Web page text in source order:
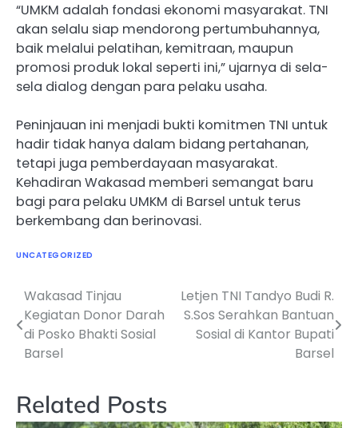
“UMKM adalah fondasi ekonomi masyarakat. TNI
akan selalu siap mendorong pertumbuhannya,
baik melalui pelatihan, kemitraan, maupun
promosi produk lokal seperti ini,” ujarnya di sela-
sela dialog dengan para pelaku usaha.
Peninjauan ini menjadi bukti komitmen TNI untuk
hadir tidak hanya dalam bidang pertahanan,
tetapi juga pemberdayaan masyarakat.
Kehadiran Wakasad memberi semangat baru
bagi para pelaku UMKM di Barsel untuk terus
berkembang dan berinovasi.
UNCATEGORIZED
Navigasi
pos
Wakasad Tinjau
Kegiatan Donor Darah
di Posko Bhakti Sosial
Barsel
Letjen TNI Tandyo Budi R.
S.Sos Serahkan Bantuan
Sosial di Kantor Bupati
Barsel
Related Posts